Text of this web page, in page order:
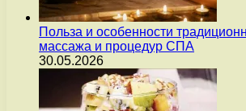
Польза и особенности
массажа и процедур СПА
30.05.2026